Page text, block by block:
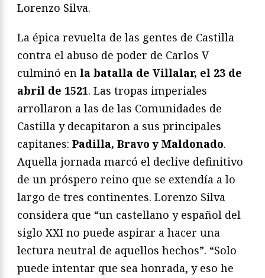
Lorenzo Silva.
La épica revuelta de las gentes de Castilla
contra el abuso de poder de Carlos V
culminó en la batalla de Villalar, el 23 de
abril de 1521. Las tropas imperiales
arrollaron a las de las Comunidades de
Castilla y decapitaron a sus principales
capitanes: Padilla, Bravo y Maldonado.
Aquella jornada marcó el declive definitivo
de un próspero reino que se extendía a lo
largo de tres continentes. Lorenzo Silva
considera que “un castellano y español del
siglo XXI no puede aspirar a hacer una
lectura neutral de aquellos hechos”. “Solo
puede intentar que sea honrada, y eso he